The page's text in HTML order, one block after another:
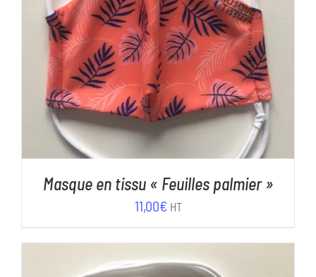
AJOUTER AU PANIER / DÉTAILS
Masque en tissu « Feuilles palmier »
11,00€ HT